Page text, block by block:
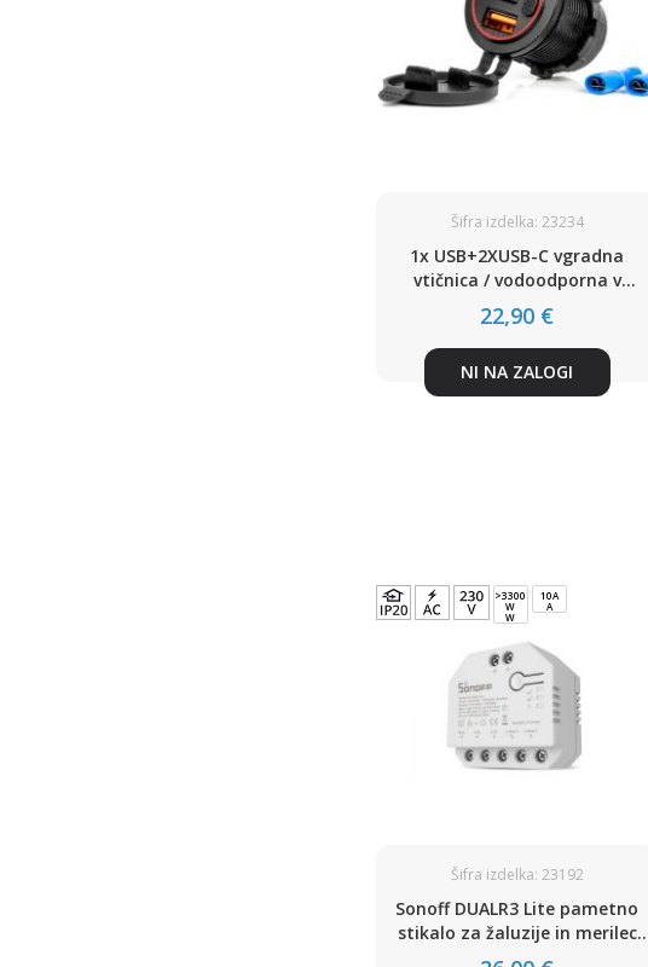
Šifra izdelka: 23234
1x USB+2XUSB-C vgradna
vtičnica / vodoodporna v
aluminijastem ohišju
22,90 €
NI NA ZALOGI
>3300
W
W
10A
A
Šifra izdelka: 23192
Sonoff DUALR3 Lite pametno
stikalo za žaluzije in merilec
porabe energije, Wi-Fi,